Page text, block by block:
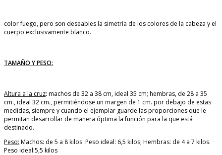
color fuego, pero son deseables la simetría de los colores de la cabeza y el
cuerpo exclusivamente blanco.
TAMAÑO Y PESO:
Altura a la cruz: machos de 32 a 38 cm, ideal 35 cm; hembras, de 28 a 35
cm., ideal 32 cm., permitiéndose un margen de 1 cm. por debajo de estas
medidas, siempre y cuando el ejemplar guarde las proporciones que le
permitan desarrollar de manera óptima la función para la que está
destinado.
Peso: Machos: de 5 a 8 kilos. Peso ideal: 6,5 kilos; Hembras: de 4 a 7 kilos.
Peso ideal:5,5 kilos